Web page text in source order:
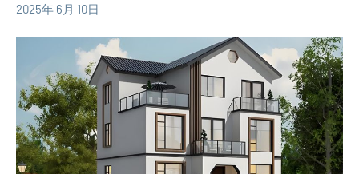
设
图
村
建
房
相
关
信
2025年 6月 10日
yacool